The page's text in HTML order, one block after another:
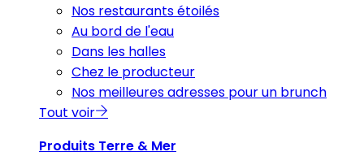
Nos restaurants étoilés
Au bord de l'eau
Dans les halles
Chez le producteur
Nos meilleures adresses pour un brunch
Tout voir
Produits Terre & Mer